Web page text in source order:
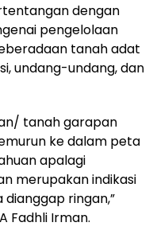
dengan
pengelolaan
tanah adat
undang-undang, dan
tanah garapan
ke dalam peta
apalagi
merupakan indikasi
ringan,”
Fadhli Irman.